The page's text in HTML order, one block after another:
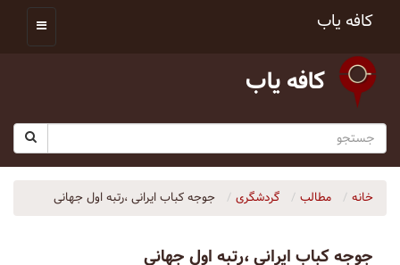
کافه یاب
کافه یاب
خانه مطالب گردشگری جوجه کباب ایرانی ،رتبه اول جهانی
جوجه کباب ایرانی ،رتبه اول جهانی